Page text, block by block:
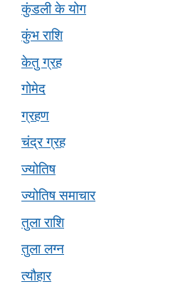
कुंडली के योग
कुंभ राशि
केतु ग्रह
गोमेद
ग्रहण
चंद्र ग्रह
ज्योतिष
ज्योतिष समाचार
तुला राशि
तुला लग्न
त्यौहार